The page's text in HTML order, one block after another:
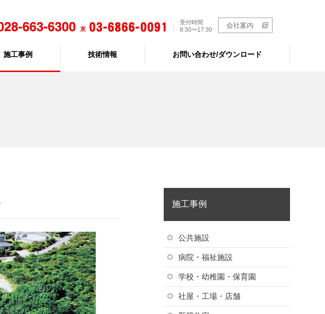
受付時間
8:30〜17:30
会社案内
施工事例 技術情報 お問い合わせ/ダウンロード
施工事例
公共施設
病院・福祉施設
学校・幼稚園・保育園
社屋・工場・店舗